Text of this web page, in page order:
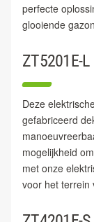
perfecte
glooiende
ZT5201E-
Deze
gefabriceerd
mogelijkheid
met onze
voor het terrein